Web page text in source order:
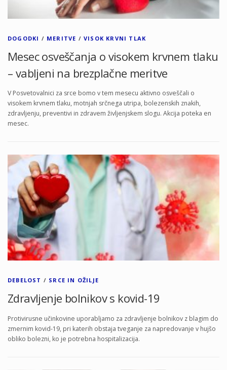
DOGODKI / MERITVE /VISOK KRVNI TLAK
Mesec osveščanja o visokem krvnem tlaku
– vabljeni na brezplačne meritve
V Posvetovalnici za srce bomo v tem mesecu aktivno osveščali o
visokem krvnem tlaku, motnjah srčnega utripa, bolezenskih znakih,
zdravljenju, preventivi in zdravem življenjskem slogu. Akcija poteka en
mesec.
DEBELOST / SRCE IN OŽILJE
Zdravljenje bolnikov s kovid-19
Protivirusne učinkovine uporabljamo za zdravljenje bolnikov z blagim do
zmernim kovid-19, pri katerih obstaja tveganje za napredovanje v hujšo
obliko bolezni, ko je potrebna hospitalizacija.